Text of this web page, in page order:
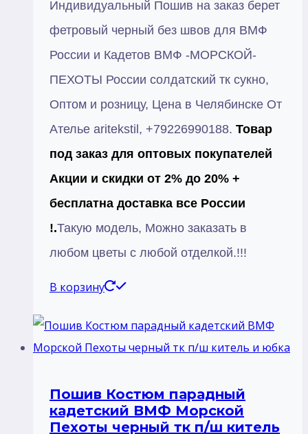
Индивидуальный Пошив на заказ берет
фетровый черный без швов для ВМФ
России и Кадетов ВМФ -МОРСКОЙ-
ПЕХОТЫ России солдатский тк сукно,
Оптом и розницу, Цена в Челябинске От
Ателье aritekstil, +79226990188. Товар
под заказ для оптовых покупателей
Акции и скидки от 2% до 20% +
бесплатна доставка все России
!.Такую модель, Mожно заказать в
любом цветы с любой отделкой.!!!
В корзину
Пошив Костюм парадный
кадетский ВМФ Морской
Пехоты черный тк п/ш китель